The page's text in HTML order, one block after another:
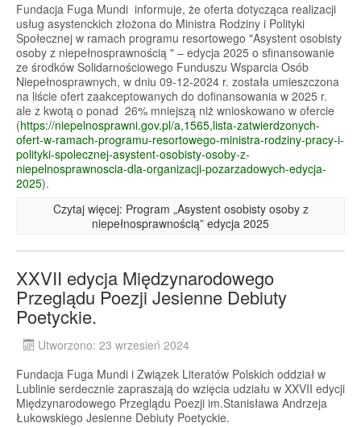
Fundacja Fuga Mundi informuje, że oferta dotycząca realizacji
usług asystenckich złożona do Ministra Rodziny i Polityki
Społecznej w ramach programu resortowego "Asystent osobisty
osoby z niepełnosprawnością " – edycja 2025 o sfinansowanie
ze środków Solidarnościowego Funduszu Wsparcia Osób
Niepełnosprawnych, w dniu 09-12-2024 r. została umieszczona
na liście ofert zaakceptowanych do dofinansowania w 2025 r.
ale z kwotą o ponad 26% mniejszą niż wnioskowano w ofercie
(https://niepelnosprawni.gov.pl/a,1565,lista-zatwierdzonych-
ofert-w-ramach-programu-resortowego-ministra-rodziny-pracy-i-
polityki-spolecznej-asystent-osobisty-osoby-z-
niepelnosprawnoscia-dla-organizacji-pozarzadowych-edycja-
2025).
Czytaj więcej: Program „Asystent osobisty osoby z
niepełnosprawnością” edycja 2025
XXVII edycja Międzynarodowego
Przeglądu Poezji Jesienne Debiuty
Poetyckie.
Utworzono: 23 wrzesień 2024
Fundacja Fuga Mundi i Związek Literatów Polskich oddział w
Lublinie serdecznie zapraszają do wzięcia udziału w XXVII edycji
Międzynarodowego Przeglądu Poezji im.Stanisława Andrzeja
Łukowskiego Jesienne Debiuty Poetyckie.